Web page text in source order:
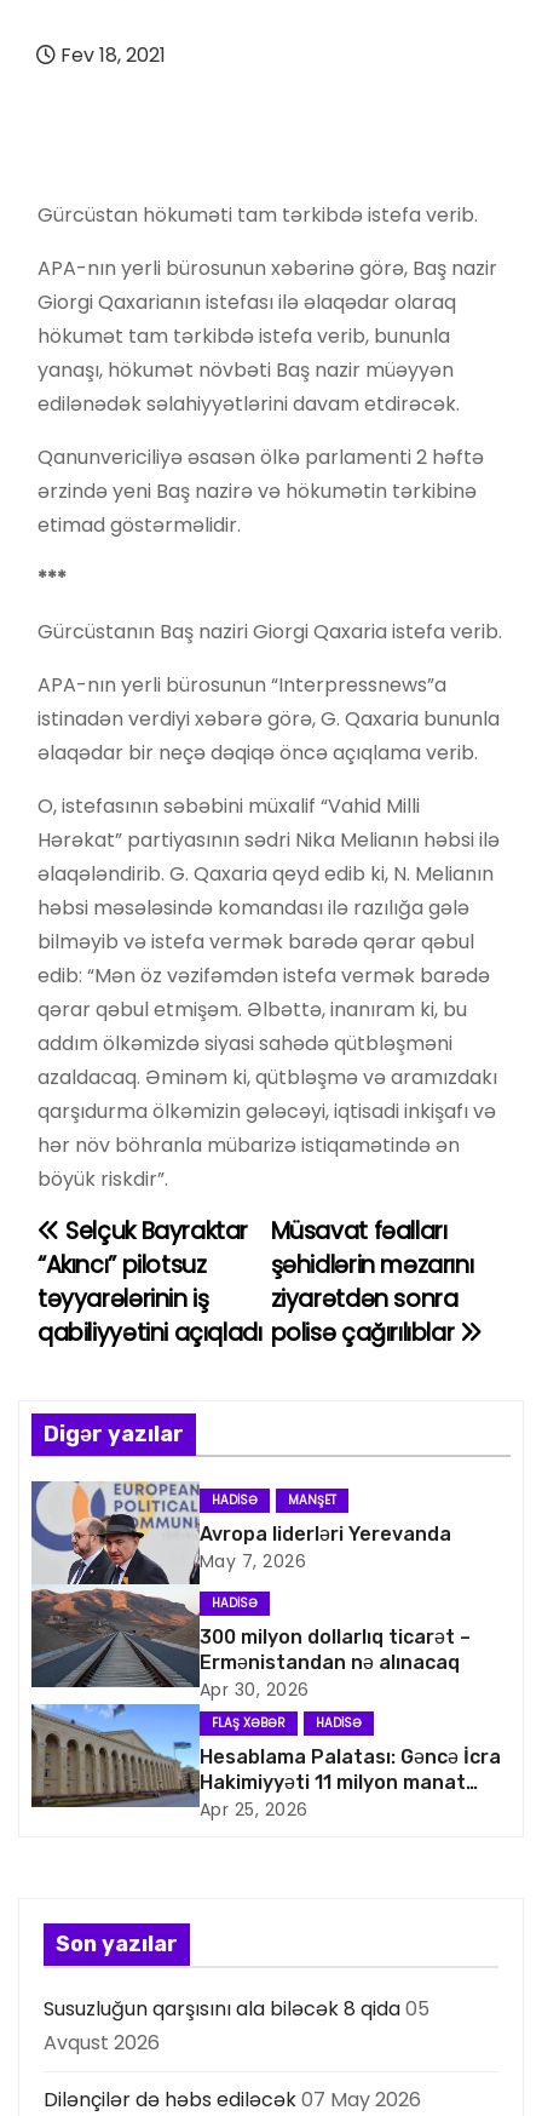
Fev 18, 2021
Gürcüstan hökuməti tam tərkibdə istefa verib.
APA-nın yerli bürosunun xəbərinə görə, Baş nazir
Giorgi Qaxarianın istefası ilə əlaqədar olaraq
hökumət tam tərkibdə istefa verib, bununla
yanaşı, hökumət növbəti Baş nazir müəyyən
edilənədək səlahiyyətlərini davam etdirəcək.
Qanunvericiliyə əsasən ölkə parlamenti 2 həftə
ərzində yeni Baş nazirə və hökumətin tərkibinə
etimad göstərməlidir.
***
Gürcüstanın Baş naziri Giorgi Qaxaria istefa verib.
APA-nın yerli bürosunun “Interpressnews”a
istinadən verdiyi xəbərə görə, G. Qaxaria bununla
əlaqədar bir neçə dəqiqə öncə açıqlama verib.
O, istefasının səbəbini müxalif “Vahid Milli
Hərəkat” partiyasının sədri Nika Melianın həbsi ilə
əlaqələndirib. G. Qaxaria qeyd edib ki, N. Melianın
həbsi məsələsində komandası ilə razılığa gələ
bilməyib və istefa vermək barədə qərar qəbul
edib: “Mən öz vəzifəmdən istefa vermək barədə
qərar qəbul etmişəm. Əlbəttə, inanıram ki, bu
addım ölkəmizdə siyasi sahədə qütbləşməni
azaldacaq. Əminəm ki, qütbləşmə və aramızdakı
qarşıdurma ölkəmizin gələcəyi, iqtisadi inkişafı və
hər növ böhranla mübarizə istiqamətində ən
böyük riskdir”.
Y
a
z
n
a
v
i
q
a
s
i
s
ı
Müsavat fəalları
şəhidlərin məzarını
ziyarətdən sonra
polisə çağırılıblar
Selçuk Bayraktar
“Akıncı” pilotsuz
təyyarələrinin iş
qabiliyyətini açıqladı
Digər yazılar
HADISƏ MANŞET
Avropa liderləri Yerevanda
May 7, 2026
HADISƏ
300 milyon dollarlıq ticarət –
Ermənistandan nə alınacaq
Apr 30, 2026
FLAŞ XƏBƏR HADISƏ
Hesablama Palatası: Gəncə İcra
Hakimiyyəti 11 milyon manat
artıq xərcləyib
Apr 25, 2026
Son yazılar
Susuzluğun qarşısını ala biləcək 8 qida05
Avqust 2026
Dilənçilər də həbs ediləcək07 May 2026